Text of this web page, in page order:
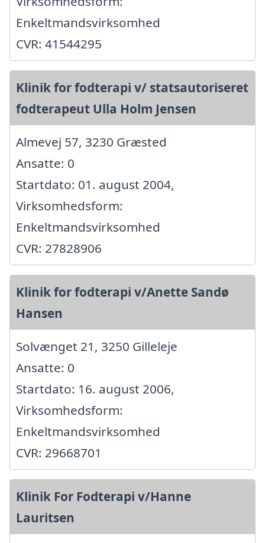
Enkeltmandsvirksomhed
CVR: 41544295
Klinik for fodterapi v/ statsautoriseret
fodterapeut Ulla Holm Jensen
Almevej 57, 3230 Græsted
Ansatte: 0
Startdato: 01. august 2004,
Virksomhedsform:
Enkeltmandsvirksomhed
CVR: 27828906
Klinik for fodterapi v/Anette Sandø
Hansen
Solvænget 21, 3250 Gilleleje
Ansatte: 0
Startdato: 16. august 2006,
Virksomhedsform:
Enkeltmandsvirksomhed
CVR: 29668701
Klinik For Fodterapi v/Hanne
Lauritsen